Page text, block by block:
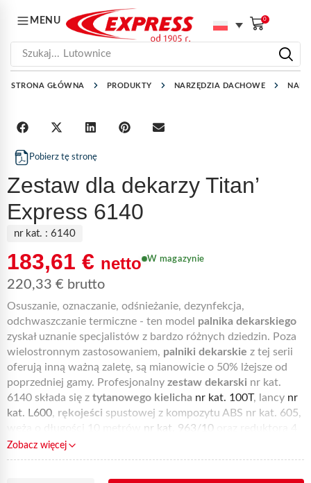
MENU 0
Szukaj... Lutownice
STRONA GŁÓWNA PRODUKTY NARZĘDZIA DACHOWE
Pobierz tę stronę
Zestaw dla dekarzy Titan’
Express 6140
nr kat. : 6140
183,61 € netto
220,33 € brutto
W magazynie
Osuszanie, oznaczanie, odśnieżanie, dezynfekcja,
odchwaszczanie termiczne - ten model palnika dekarskiego
zyskał uznanie specjalistów z bardzo różnych dziedzin. Poza
wielostronnym zastosowaniem, palniki dekarskie z tej serii
oferują inną ważną zaletę, są mianowicie o 50% lżejsze od
poprzedniej gamy. Profesjonalny zestaw dekarski nr kat.
6140 składa się z tytanowego kielicha nr kat. 100T, lancy nr
kat. L600, rękojeści spustowej z kompozytu ABS nr kat. 605,
węża o długości 10 metrów nr kat. 963/10
barnr kat. 684
nareszcie do dyspozycji zestaw z palnikiem dekarskim,
Zobacz więcej